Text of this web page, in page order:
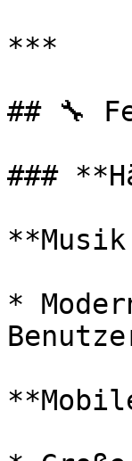
***
## 🔧
###
*